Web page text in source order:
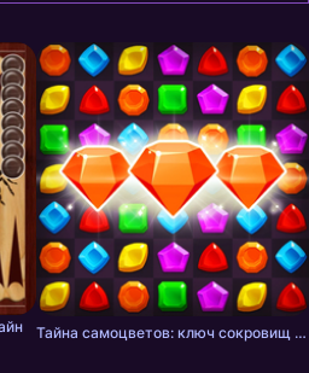
Тайна самоцветов: ключ сокровищ - три в ряд